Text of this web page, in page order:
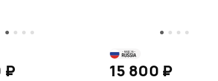
₽ 15 800 ₽